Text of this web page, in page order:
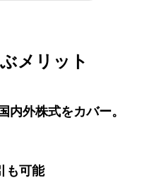
メリット
外株式をカバー。
も可能